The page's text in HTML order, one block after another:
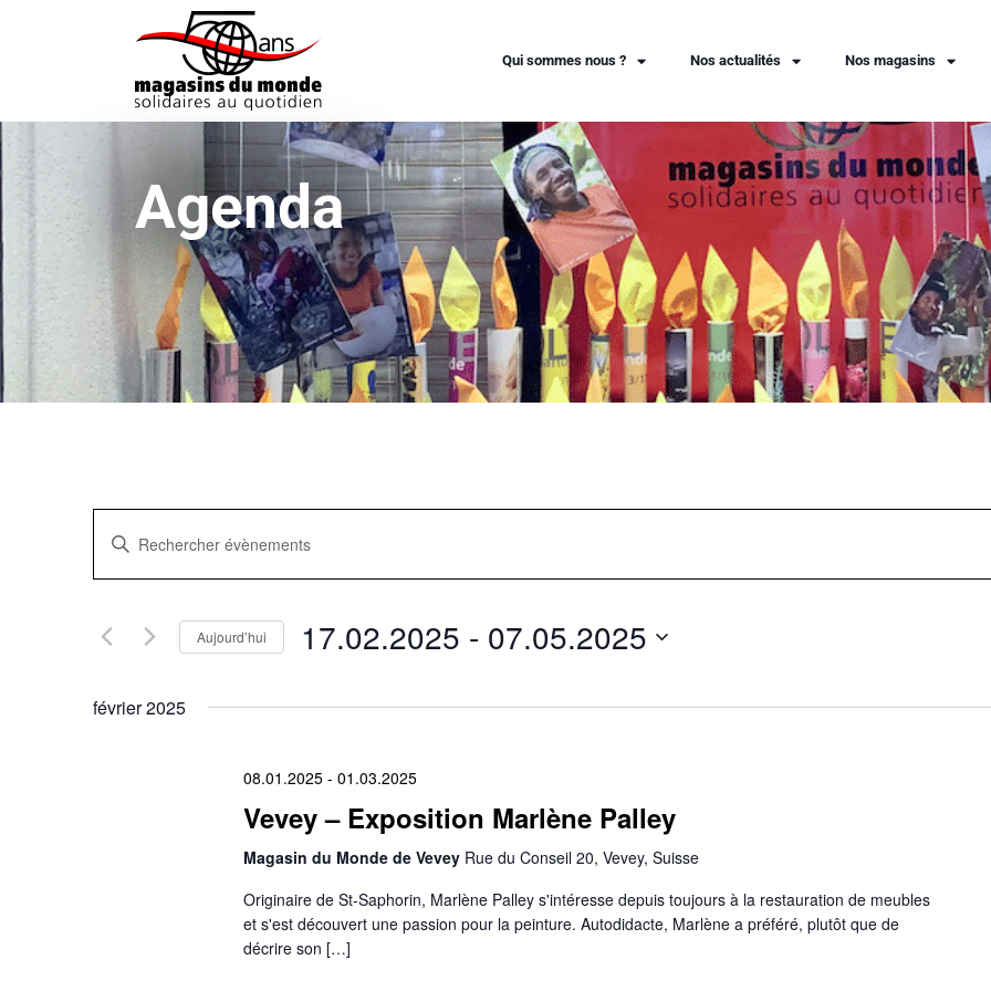
Qui sommes nous ? Nos actualités Nos magasins
Agenda
Recherche
et
navigation
vues
Évènements
Saisir
mot-
Rechercher
mot-
Aujourd’hui 17.02.2025 - 07.05.2025
date.
février 2025
08.01.2025- 01.03.2025
Vevey – Exposition Marlène Palley
Magasin du Monde de Vevey Rue du Conseil 20, Vevey, Suisse
Originaire de St-Saphorin, Marlène Palley s'intéresse depuis toujours à la restauration de meubles
et s'est découvert une passion pour la peinture. Autodidacte, Marlène a préféré, plutôt que de
décrire son […]